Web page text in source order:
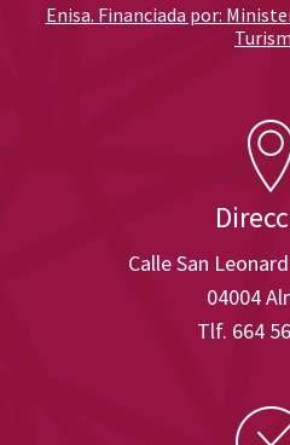
Calle San
04004
Tlf. 664
Enisa. Financiada por: